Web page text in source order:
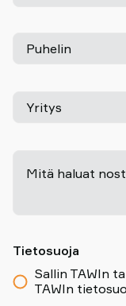
Puhelin
Yritys
Mitä haluat
Tietosuoja
Sallin TAWIn
TAWIn